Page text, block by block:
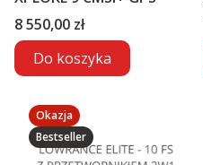
Cena
8 550,00 zł
Do koszyka
Okazja
Bestseller